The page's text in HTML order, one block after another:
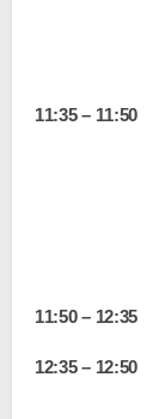
11:35 – 11:50
11:50 – 12:35
12:35 – 12:50